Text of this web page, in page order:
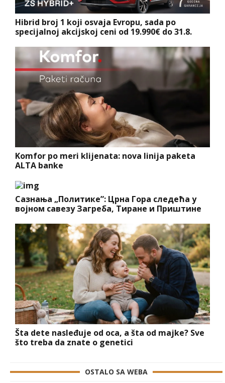
Hibrid broj 1 koji osvaja Evropu, sada po
specijalnoj akcijskoj ceni od 19.990€ do 31.8.
Komfor po meri klijenata: nova linija paketa
ALTA banke
Сазнања „Политике”: Црна Гора следећа у
војном савезу Загреба, Тиране и Приштине
Šta dete nasleđuje od oca, a šta od majke? Sve
što treba da znate o genetici
OSTALO SA WEBA